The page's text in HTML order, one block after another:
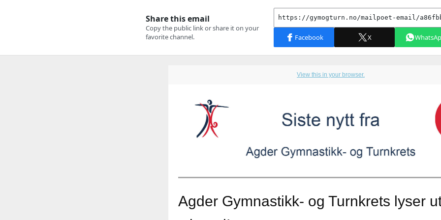
View this in your browser.
Agder Gymnastikk- og Turnkrets lyser